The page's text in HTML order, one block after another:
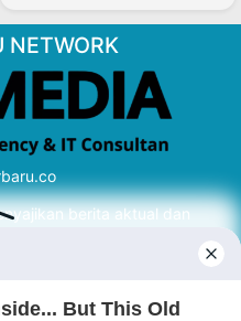
NETWORK
berita aktual dan
sumber yang tepat.